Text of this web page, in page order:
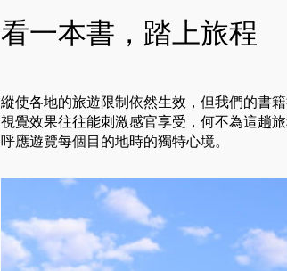
看一本書，踏上旅程
縱使各地的旅遊限制依然生效，但我們的書
視覺效果往往能刺激感官享受，何不為這趟
呼應遊覽每個目的地時的獨特心境。